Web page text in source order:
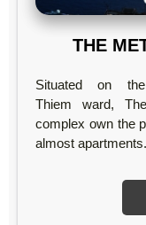
THE
Situated on
Thiem ward,
complex own the
almost apartments.